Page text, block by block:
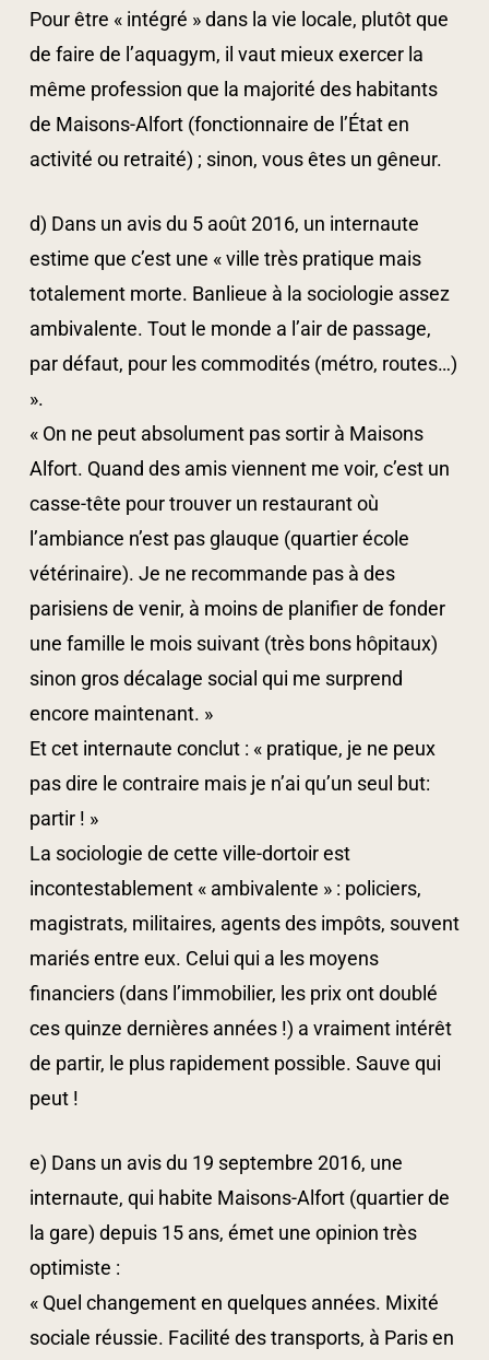
Pour être « intégré » dans la vie locale, plutôt que
de faire de l’aquagym, il vaut mieux exercer la
même profession que la majorité des habitants
de Maisons-Alfort (fonctionnaire de l’État en
activité ou retraité) ; sinon, vous êtes un gêneur.
d) Dans un avis du 5 août 2016, un internaute
estime que c’est une « ville très pratique mais
totalement morte. Banlieue à la sociologie assez
ambivalente. Tout le monde a l’air de passage,
par défaut, pour les commodités (métro, routes…)
».
« On ne peut absolument pas sortir à Maisons
Alfort. Quand des amis viennent me voir, c’est un
casse-tête pour trouver un restaurant où
l’ambiance n’est pas glauque (quartier école
vétérinaire). Je ne recommande pas à des
parisiens de venir, à moins de planifier de fonder
une famille le mois suivant (très bons hôpitaux)
sinon gros décalage social qui me surprend
encore maintenant. »
Et cet internaute conclut : « pratique, je ne peux
pas dire le contraire mais je n’ai qu’un seul but:
partir ! »
La sociologie de cette ville-dortoir est
incontestablement « ambivalente » : policiers,
magistrats, militaires, agents des impôts, souvent
mariés entre eux. Celui qui a les moyens
financiers (dans l’immobilier, les prix ont doublé
ces quinze dernières années !) a vraiment intérêt
de partir, le plus rapidement possible. Sauve qui
peut !
e) Dans un avis du 19 septembre 2016, une
internaute, qui habite Maisons-Alfort (quartier de
la gare) depuis 15 ans, émet une opinion très
optimiste :
« Quel changement en quelques années. Mixité
sociale réussie. Facilité des transports, à Paris en